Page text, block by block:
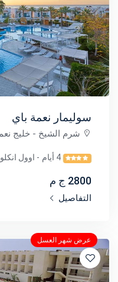
سوليمار نعمة باي
شرم الشيخ - خليج
4 أيام - اوول
2800 ج م
التفاصيل
عرض شهر العسل